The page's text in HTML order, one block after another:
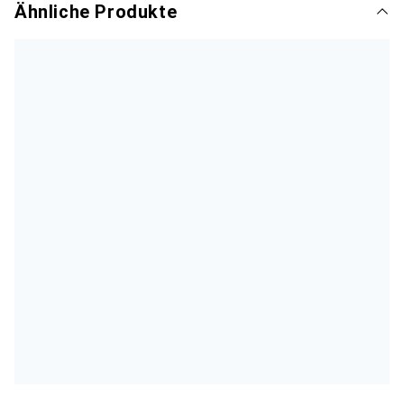
Ähnliche Produkte